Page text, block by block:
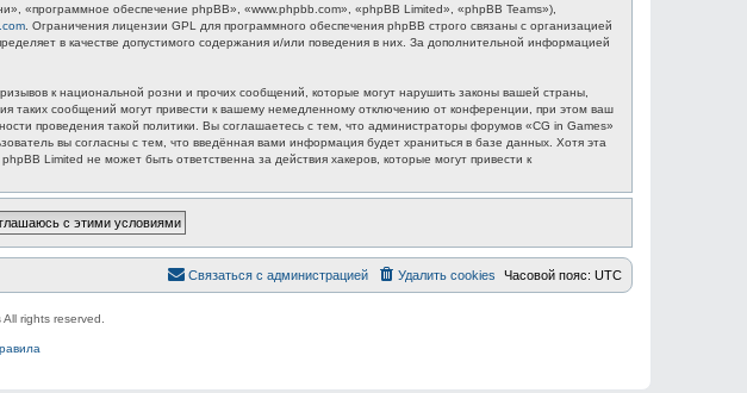
«программное обеспечение phpBB», «www.phpbb.com», «phpBB Limited», «phpBB Teams»),
. Ограничения лицензии GPL для программного обеспечения phpBB строго связаны с организацией
в качестве допустимого содержания и/или поведения в них. За дополнительной информацией
к национальной розни и прочих сообщений, которые могут нарушить законы вашей страны,
таких сообщений могут привести к вашему немедленному отключению от конференции, при этом ваш
проведения такой политики. Вы соглашаетесь с тем, что администраторы форумов «CG in Games»
вы согласны с тем, что введённая вами информация будет храниться в базе данных. Хотя эта
Limited не может быть ответственна за действия хакеров, которые могут привести к
Часовой пояс: UTC
Удалить cookies
Связаться с администрацией
rights reserved.